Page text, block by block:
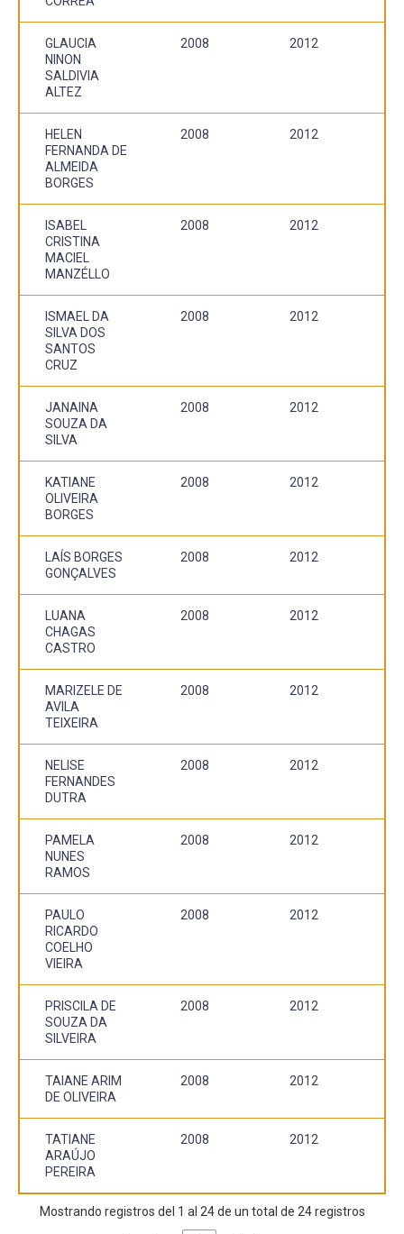
GLAUCIA
NINON
SALDIVIA
ALTEZ
2008 2012
HELEN
FERNANDA DE
ALMEIDA
BORGES
2008 2012
ISABEL
CRISTINA
MACIEL
MANZÉLLO
2008 2012
ISMAEL DA
SILVA DOS
SANTOS
CRUZ
2008 2012
JANAINA
SOUZA DA
SILVA
2008 2012
KATIANE
OLIVEIRA
BORGES
2008 2012
LAÍS BORGES
GONÇALVES
2008 2012
LUANA
CHAGAS
CASTRO
2008 2012
MARIZELE DE
AVILA
TEIXEIRA
2008 2012
NELISE
FERNANDES
DUTRA
2008 2012
PAMELA
NUNES
RAMOS
2008 2012
PAULO
RICARDO
COELHO
VIEIRA
2008 2012
PRISCILA DE
SOUZA DA
SILVEIRA
2008 2012
TAIANE ARIM
DE OLIVEIRA
2008 2012
TATIANE
ARAÚJO
PEREIRA
2008 2012
Mostrando registros del 1 al 24 de un total de 24 registros